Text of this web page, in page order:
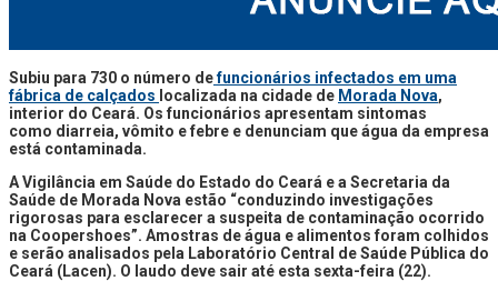
Subiu para 730 o número defuncionários infectados em uma
fábrica de calçados localizada na cidade de Morada Nova,
interior do Ceará. Os funcionários apresentam sintomas
como diarreia, vômito e febre e denunciam que água da empresa
está contaminada.
A Vigilância em Saúde do Estado do Ceará e a Secretaria da
Saúde de Morada Nova estão “conduzindo investigações
rigorosas para esclarecer a suspeita de contaminação ocorrido
na Coopershoes”. Amostras de água e alimentos foram colhidos
e serão analisados pela Laboratório Central de Saúde Pública do
Ceará (Lacen). O laudo deve sair até esta sexta-feira (22).